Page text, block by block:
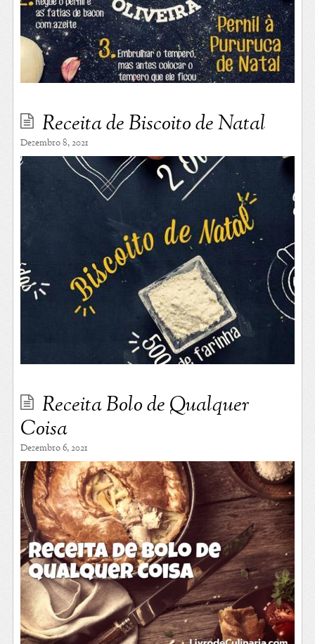
Receita de Biscoito de Natal
Dezembro 8, 2021
Receita Bolo de Qualquer
Coisa
Dezembro 6, 2021